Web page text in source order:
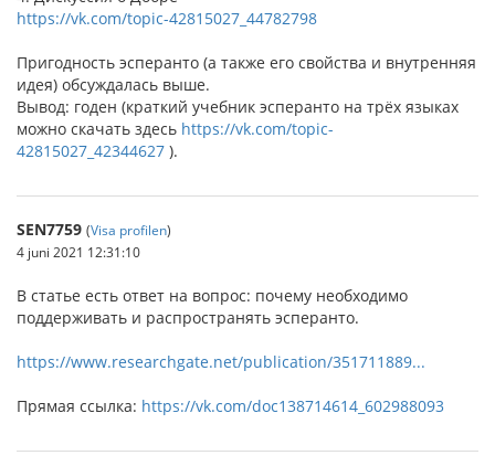
https://vk.com/topic-42815027_44782798
Пригодность эсперанто (а также его свойства и внутренняя
идея) обсуждалась выше.
Вывод: годен (краткий учебник эсперанто на трёх языках
можно скачать здесь https://vk.com/topic-
42815027_42344627 ).
SEN7759 (Visa profilen)
4 juni 2021 12:31:10
В статье есть ответ на вопрос: почему необходимо
поддерживать и распространять эсперанто.
https://www.researchgate.net/publication/351711889...
Прямая ссылка: https://vk.com/doc138714614_602988093